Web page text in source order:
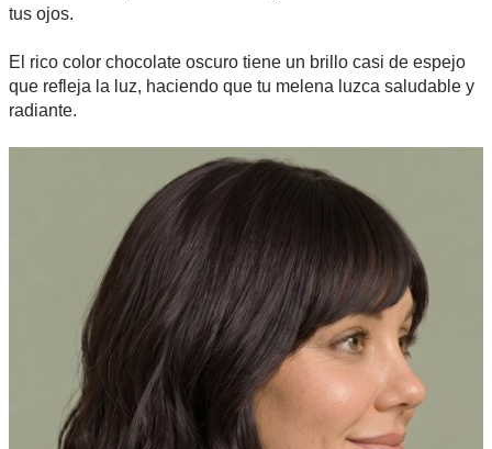
tus ojos.
El rico color chocolate oscuro tiene un brillo casi de espejo
que refleja la luz, haciendo que tu melena luzca saludable y
radiante.